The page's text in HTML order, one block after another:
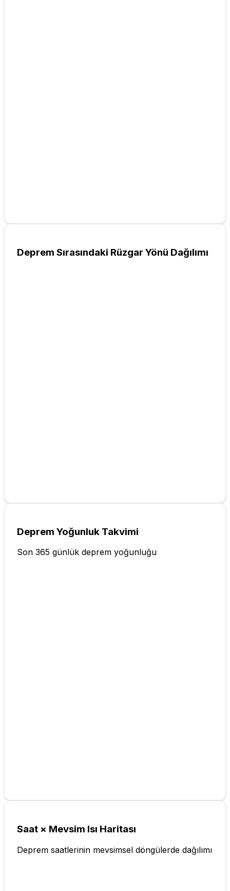
Deprem Sırasındaki Rüzgar Yönü Dağılımı
Deprem Yoğunluk Takvimi
Son 365 günlük deprem yoğunluğu
Saat × Mevsim Isı Haritası
Deprem saatlerinin mevsimsel döngülerde dağılımı